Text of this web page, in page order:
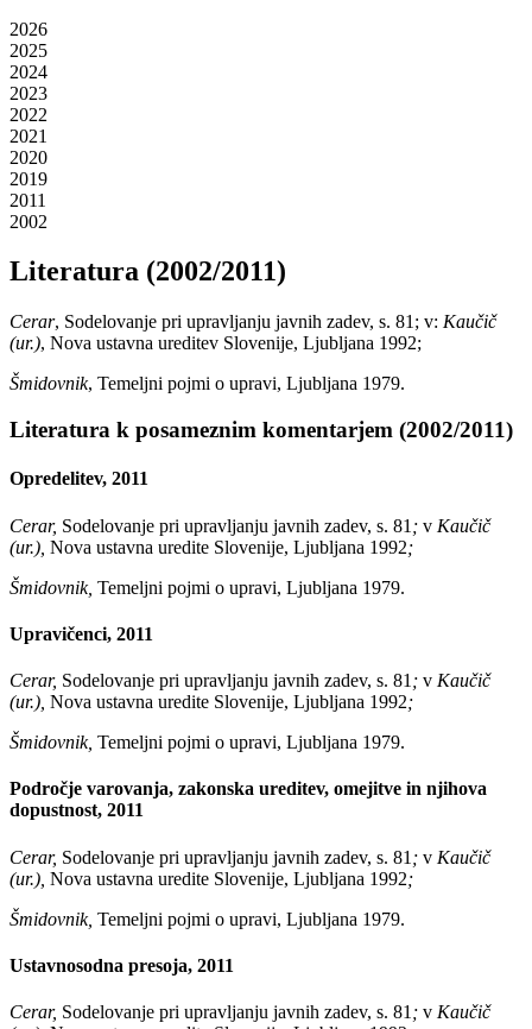
2026
2025
2024
2023
2022
2021
2020
2019
2011
2002
Literatura (2002/2011)
Cerar, Sodelovanje pri upravljanju javnih zadev, s. 81; v: Kaučič
(ur.), Nova ustavna ureditev Slovenije, Ljubljana 1992;
Šmidovnik, Temeljni pojmi o upravi, Ljubljana 1979.
Literatura k posameznim komentarjem (2002/2011)
Opredelitev, 2011
Cerar, Sodelovanje pri upravljanju javnih zadev, s. 81 ; v Kaučič
(ur.), Nova ustavna uredite Slovenije, Ljubljana 1992;
Šmidovnik, Temeljni pojmi o upravi, Ljubljana 1979.
Upravičenci, 2011
Cerar, Sodelovanje pri upravljanju javnih zadev, s. 81 ; v Kaučič
(ur.), Nova ustavna uredite Slovenije, Ljubljana 1992;
Šmidovnik, Temeljni pojmi o upravi, Ljubljana 1979.
Področje varovanja, zakonska ureditev, omejitve in njihova
dopustnost, 2011
Cerar, Sodelovanje pri upravljanju javnih zadev, s. 81 ; v Kaučič
(ur.), Nova ustavna uredite Slovenije, Ljubljana 1992;
Šmidovnik, Temeljni pojmi o upravi, Ljubljana 1979.
Ustavnosodna presoja, 2011
Cerar, Sodelovanje pri upravljanju javnih zadev, s. 81 ; v Kaučič